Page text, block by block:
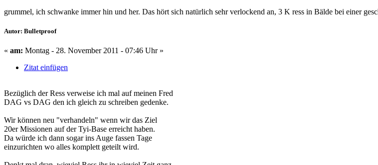
grummel, ich schwanke immer hin und her. Das hört sich natürlich sehr verlockend an, 3 K ress in Bälde bei einer
Autor: Bulletproof
« am: Montag - 28. November 2011 - 07:46 Uhr »
Zitat einfügen
Bezüglich der Ress verweise ich mal auf meinen Fred
DAG vs DAG den ich gleich zu schreiben gedenke.
Wir können neu "verhandeln" wenn wir das Ziel
20er Missionen auf der Tyi-Base erreicht haben.
Da würde ich dann sogar ins Auge fassen Tage
einzurichten wo alles komplett geteilt wird.